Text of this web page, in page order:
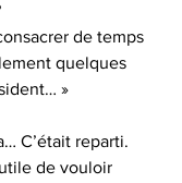
de temps
quelques
»
C’était reparti.
de vouloir